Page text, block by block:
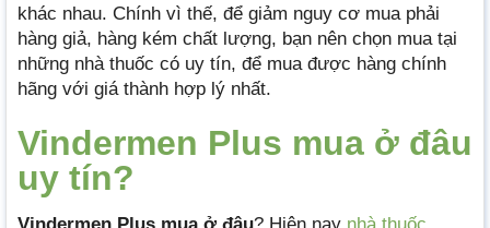
khác nhau. Chính vì thế, để giảm nguy cơ mua phải
hàng giả, hàng kém chất lượng, bạn nên chọn mua tại
những nhà thuốc có uy tín, để mua được hàng chính
hãng với giá thành hợp lý nhất.
Vindermen Plus mua ở đâu
uy tín?